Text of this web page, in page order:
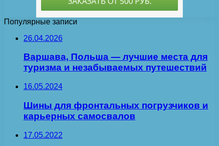
Популярные записи
26.04.2026
Варшава, Польша — лучшие места для
туризма и незабываемых путешествий
16.05.2024
Шины для фронтальных погрузчиков и
карьерных самосвалов
17.05.2022